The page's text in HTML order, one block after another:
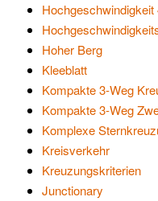
Hochgeschwindigkeit
Hoher Berg
Kleeblatt
Kompakte 3-Weg
Kompakte 3-Weg
Komplexe
Kreisverkehr
Kreuzungskriterien
Junctionary